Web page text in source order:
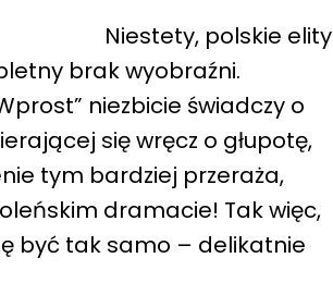
Niestety, polskie elity
brak wyobraźni.
niezbicie świadczy o
się wręcz o głupotę,
tym bardziej przeraża,
dramacie! Tak więc,
być tak samo – delikatnie